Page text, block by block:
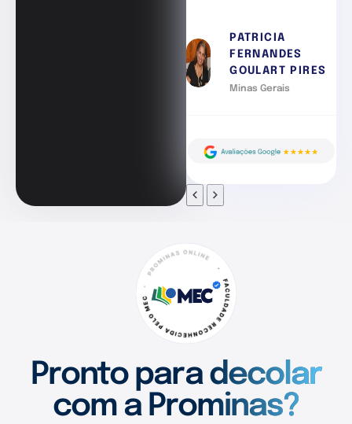
PATRICIA
FERNANDES
GOULART PIRES
Minas Gerais
Pronto para decolar
com a Prominas?